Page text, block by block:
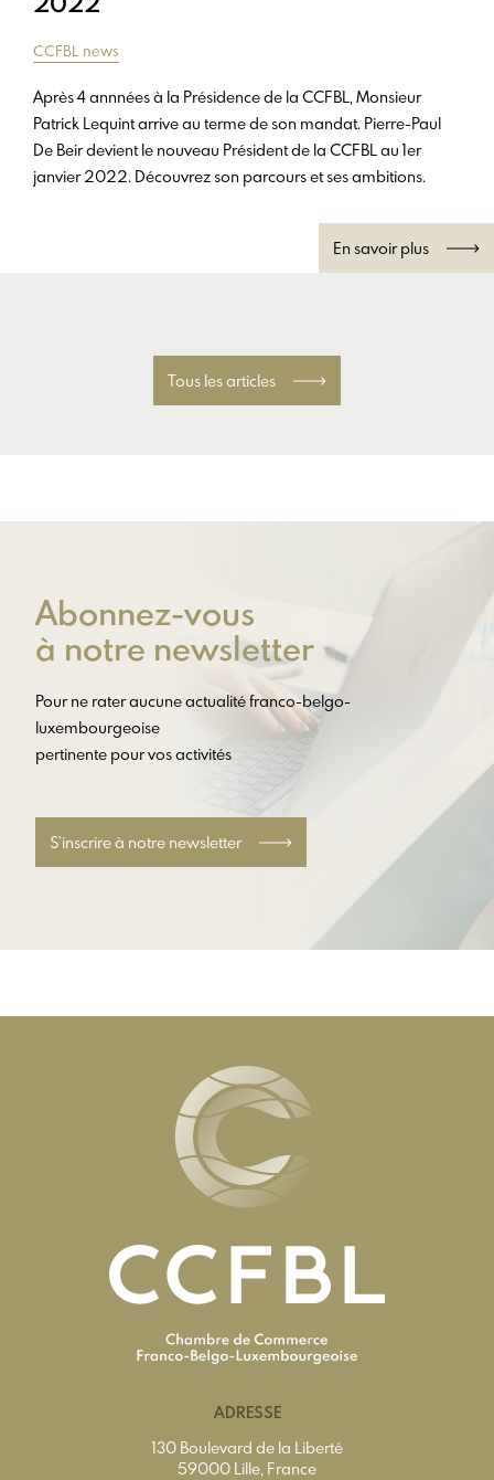
CCFBL news
Après 4 annnées à la Présidence de la CCFBL, Monsieur
Patrick Lequint arrive au terme de son mandat. Pierre-Paul
De Beir devient le nouveau Président de la CCFBL au 1er
janvier 2022. Découvrez son parcours et ses ambitions.
En savoir plus
Tous les articles
Abonnez-vous
à notre newsletter
Pour ne rater aucune actualité franco-belgo-
luxembourgeoise
pertinente pour vos activités
S’inscrire à notre newsletter
ADRESSE
130 Boulevard de la Liberté
59000 Lille, France